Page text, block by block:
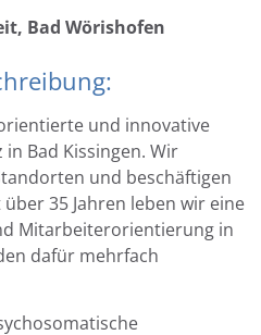
Bad Wörishofen
und innovative
Bad Kissingen. Wir
und beschäftigen
35 Jahren leben wir eine
Mitarbeiterorientierung in
dafür mehrfach